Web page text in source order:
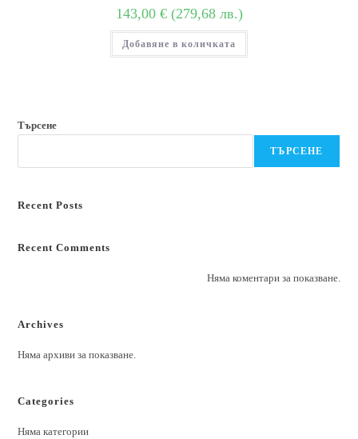
143,00 € (279,68 лв.)
Добавяне в количката
Търсене
ТЪРСЕНЕ
Recent Posts
Recent Comments
Няма коментари за показване.
Archives
Няма архиви за показване.
Categories
Няма категории